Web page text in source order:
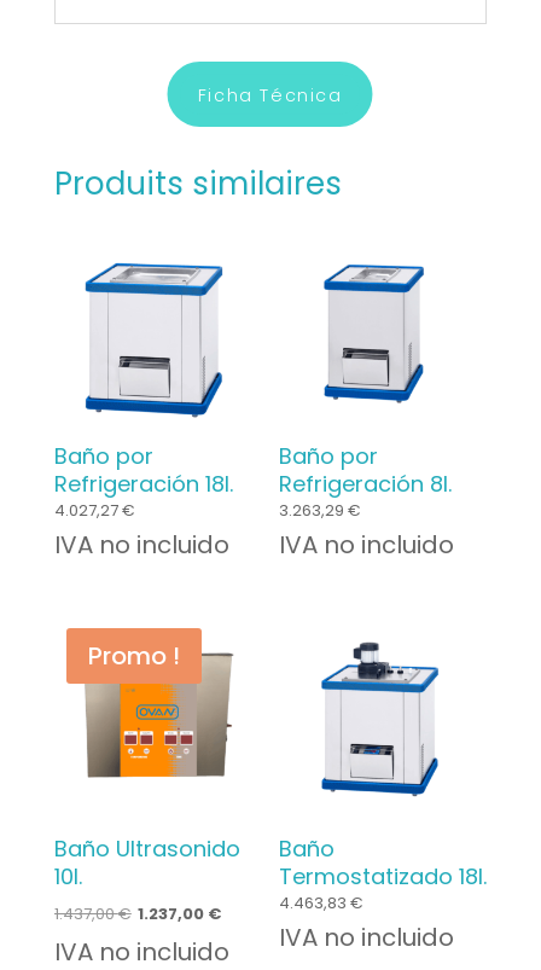
Ficha Técnica
Produits similaires
Baño por
Refrigeración 18l.
4.027,27€
IVA no incluido
Baño por
Refrigeración 8l.
3.263,29€
IVA no incluido
Promo !
Baño Ultrasonido
10l.
1.437,00€ Le
prix
1.237,00 €Le
prix
IVA no incluido
Baño
Termostatizado 18l.
4.463,83€
IVA no incluido